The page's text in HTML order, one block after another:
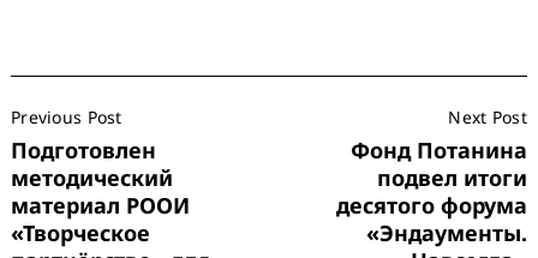
Navigation
Previous Post
Подготовлен
методический
материал РООИ
«Творческое
Next Post
Фонд Потанина
подвел итоги
десятого форума
«Эндаументы.